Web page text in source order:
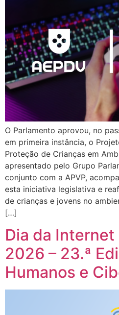
O Parlamento aprovou, no
em primeira instância, o
Proteção de Crianças em
apresentado pelo Grupo
conjunto com a APVP,
esta iniciativa legislativa e
de crianças e jovens no
[…]
Dia da
2026 – 23.ª
Humanos e